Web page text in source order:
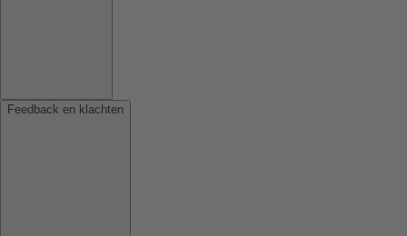
Feedback en klachten